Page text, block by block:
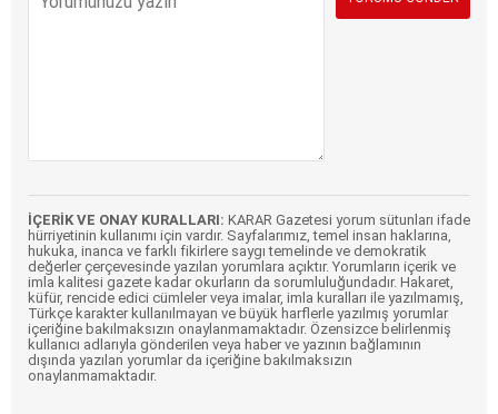
İÇERİK VE ONAY KURALLARI: KARAR Gazetesi yorum sütunları ifade
hürriyetinin kullanımı için vardır. Sayfalarımız, temel insan haklarına,
hukuka, inanca ve farklı fikirlere saygı temelinde ve demokratik
değerler çerçevesinde yazılan yorumlara açıktır. Yorumların içerik ve
imla kalitesi gazete kadar okurların da sorumluluğundadır. Hakaret,
küfür, rencide edici cümleler veya imalar, imla kuralları ile yazılmamış,
Türkçe karakter kullanılmayan ve büyük harflerle yazılmış yorumlar
içeriğine bakılmaksızın onaylanmamaktadır. Özensizce belirlenmiş
kullanıcı adlarıyla gönderilen veya haber ve yazının bağlamının
dışında yazılan yorumlar da içeriğine bakılmaksızın
onaylanmamaktadır.